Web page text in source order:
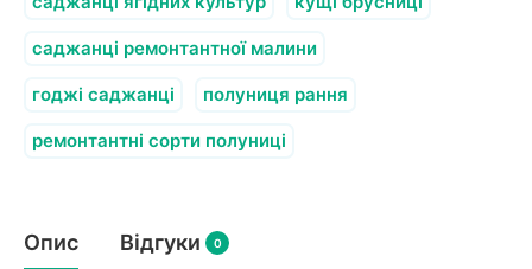
Оливкове Дерево
Мирт
Інжирний персик
Нектарин
Смородина
Агрус
Актинідія
Платан
Тамарикс
Вейгела
Кріплення агроволокна (агротканини)
Сітка затіняюча
Садова техніка
Рубальні машини
Картоплекопалки
саджанці ремонтантної малини
годжі саджанці полуниця рання
ремонтантні сорти полуниці
Опис Відгуки 0